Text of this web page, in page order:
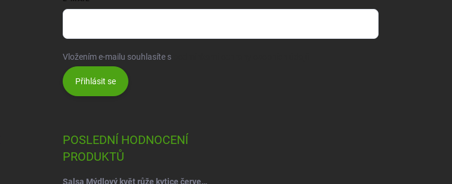
Vložením e-mailu souhlasíte s
Přihlásit se
POSLEDNÍ HODNOCENÍ
PRODUKTŮ
Salsa Mýdlový květ růže kytice červená-vínová